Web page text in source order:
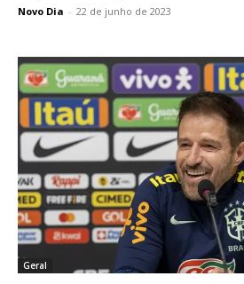
Novo Dia - 22 de junho de 2023
Geral